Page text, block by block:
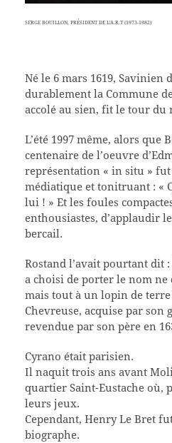
SERGE BOUILLON, PRÉSIDENT DE L'A.R.T (1973-1982)
Né le 6 mars 1619,
durablement la Commune
accolé au sien, fit le tour du
L’été 1997 même, alors que
centenaire de l’oeuvre
représentation « in situ »
médiatique et tonitruant : «
lui ! » Et les foules
enthousiastes, d’applaudir
bercail.
Rostand l’avait pourtant dit
a choisi de porter le nom ne
mais tout à un lopin de
Chevreuse, acquise par son
revendue par son père en
Cyrano était parisien.
Il naquit trois ans avant
quartier Saint-Eustache où,
leurs jeux.
Cependant, Henry Le Bret
biographe.